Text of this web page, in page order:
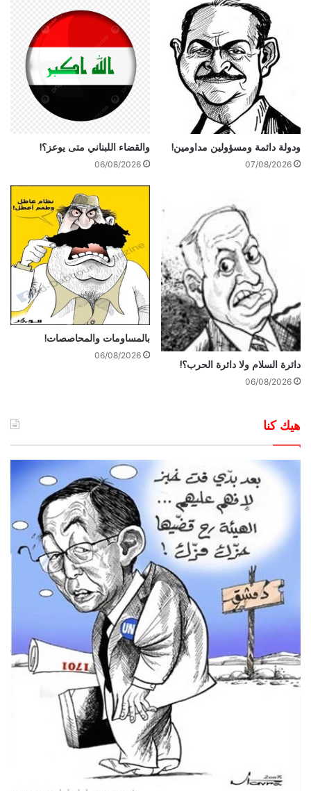
ودولة دائمة ومسؤولين مداومين!
07/08/2026
والقضاء اللبناني متى يوعز؟!
06/08/2026
دائرة السلام ولا دائرة الحرب؟!
06/08/2026
بالمساومات والمحاصصات!
06/08/2026
هيك كنا